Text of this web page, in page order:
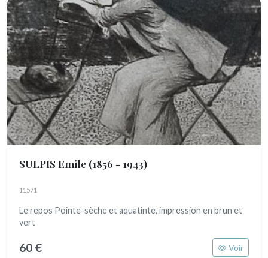
SULPIS Emile (1856 - 1943)
11571
Le repos Pointe-sèche et aquatinte, impression en brun et
vert
60 € Voir